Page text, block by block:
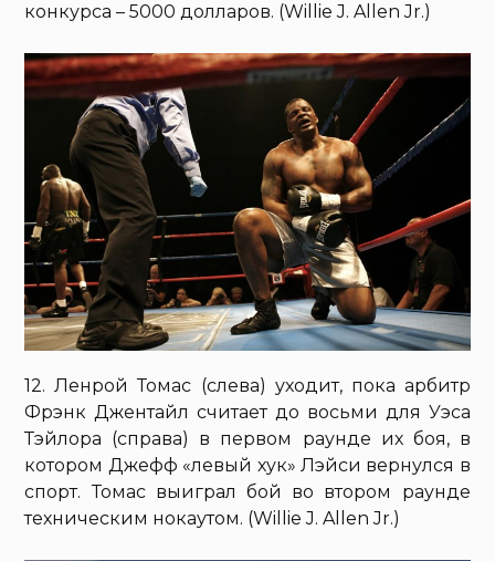
конкурса – 5000 долларов. (Willie J. Allen Jr.)
12. Ленрой Томас (слева) уходит, пока арбитр
Фрэнк Джентайл считает до восьми для Уэса
Тэйлора (справа) в первом раунде их боя, в
котором Джефф «левый хук» Лэйси вернулся в
спорт. Томас выиграл бой во втором раунде
техническим нокаутом. (Willie J. Allen Jr.)